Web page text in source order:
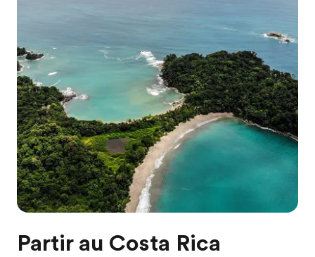
Trouver un bureau
A propos de nous
Qui sommes-nous ?
EF recrute
Rejoignez nos équipes
Partir au Costa Rica